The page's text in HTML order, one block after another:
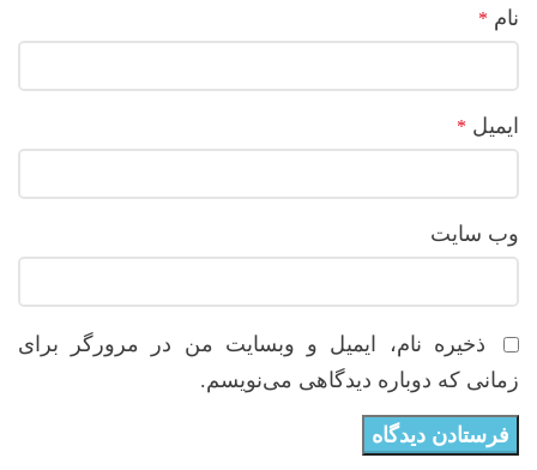
نام *
ایمیل *
وب‌ سایت
ذخیره نام، ایمیل و وبسایت من در مرورگر برای
زمانی که دوباره دیدگاهی می‌نویسم.